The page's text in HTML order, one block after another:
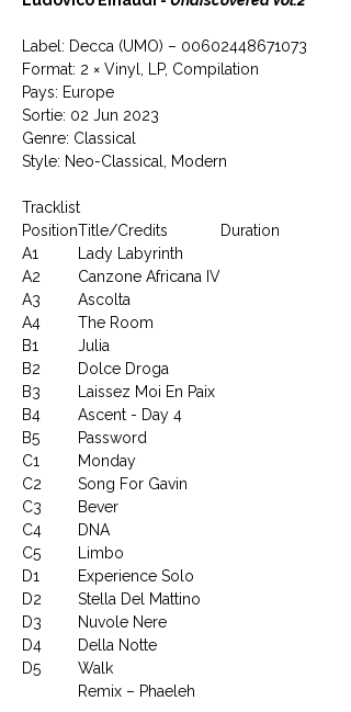
Label: Decca (UMO) ‎– 00602448671073
Format: 2 × Vinyl, LP, Compilation
Pays: Europe
Sortie: 02 Jun 2023
Genre: Classical
Style: Neo-Classical, Modern
Tracklist
PositionTitle/Credits
Duration
A1
Lady Labyrinth
A2
Canzone Africana IV
A3
Ascolta
A4
The Room
B1
Julia
B2
Dolce Droga
B3
Laissez Moi En Paix
B4
Ascent - Day 4
B5
Password
C1
Monday
C2
Song For Gavin
C3
Bever
C4
DNA
C5
Limbo
D1
Experience Solo
D2
Stella Del Mattino
D3
Nuvole Nere
D4
Della Notte
D5
Walk
Remix – Phaeleh